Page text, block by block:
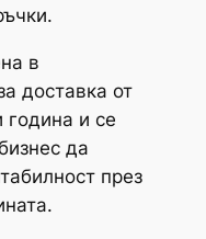
в
доставка от
и се
да
през